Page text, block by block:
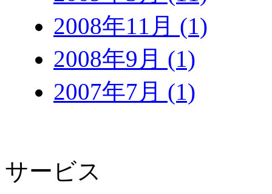
2008年11月 (1)
2008年9月 (1)
2007年7月 (1)
サービス